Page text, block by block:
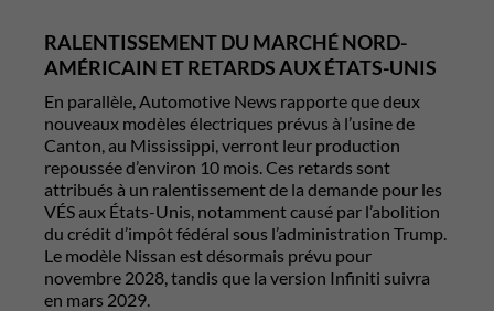
RALENTISSEMENT DU MARCHÉ NORD-
AMÉRICAIN ET RETARDS AUX ÉTATS-UNIS
En parallèle, Automotive News rapporte que deux
nouveaux modèles électriques prévus à l’usine de
Canton, au Mississippi, verront leur production
repoussée d’environ 10 mois. Ces retards sont
attribués à un ralentissement de la demande pour les
VÉS aux États-Unis, notamment causé par l’abolition
du crédit d’impôt fédéral sous l’administration Trump.
Le modèle Nissan est désormais prévu pour
novembre 2028, tandis que la version Infiniti suivra
en mars 2029.